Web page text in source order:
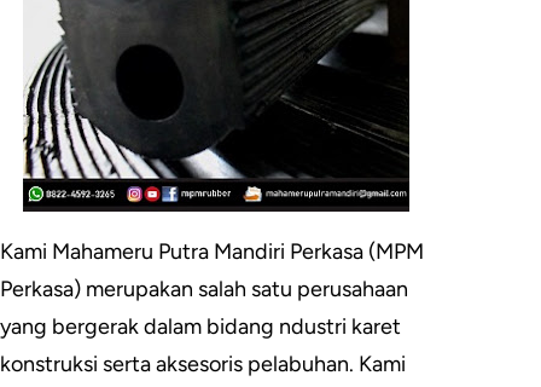
Kami Mahameru Putra Mandiri Perkasa (MPM
Perkasa) merupakan salah satu perusahaan
yang bergerak dalam bidang ndustri karet
konstruksi serta aksesoris pelabuhan. Kami